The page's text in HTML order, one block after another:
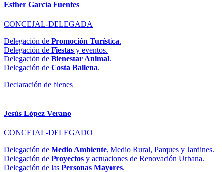
Esther García Fuentes
CONCEJAL-DELEGADA
Delegación de Promoción Turística.
Delegación de Fiestas y eventos.
Delegación de Bienestar Animal.
Delegación de Costa Ballena.
Declaración de bienes
Jesús López Verano
CONCEJAL-DELEGADO
Delegación de Medio Ambiente, Medio Rural, Parques y Jardines.
Delegación de Proyectos y actuaciones de Renovación Urbana.
Delegación de las Personas Mayores.